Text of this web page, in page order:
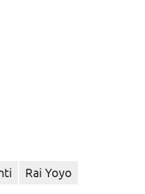
Rai Yoyo